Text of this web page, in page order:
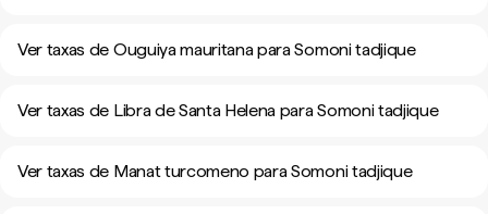
Ver taxas de Ouguiya mauritana para Somoni tadjique
Ver taxas de Libra de Santa Helena para Somoni tadjique
Ver taxas de Manat turcomeno para Somoni tadjique